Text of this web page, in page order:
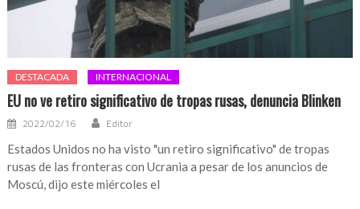
DESTACADA INTERNACIONAL
EU no ve retiro significativo de tropas rusas, denuncia Blinken
2022/02/16 Editor
Estados Unidos no ha visto "un retiro significativo" de tropas
rusas de las fronteras con Ucrania a pesar de los anuncios de
Moscú, dijo este miércoles el